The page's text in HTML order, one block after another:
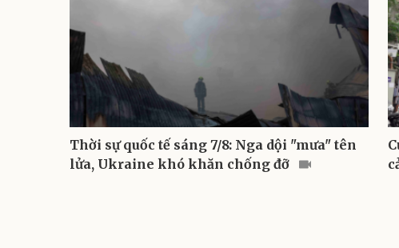
Thời sự quốc tế sáng 7/8: Nga dội "mưa" tên
lửa, Ukraine khó khăn chống đỡ